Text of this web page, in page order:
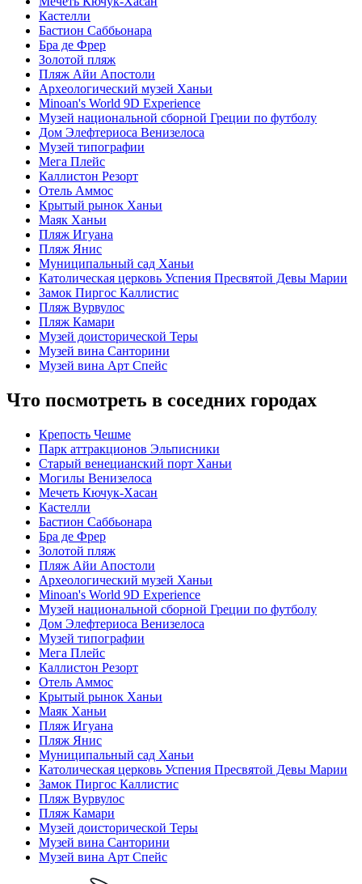
Кастелли
Бастион Саббьонара
Бра де Фрер
Золотой пляж
Пляж Айи Апостоли
Археологический музей Ханьи
Minoan's World 9D Experience
Музей национальной сборной Греции по футболу
Дом Элефтериоса Венизелоса
Музей типографии
Мега Плейс
Каллистон Резорт
Отель Аммос
Крытый рынок Ханьи
Маяк Ханьи
Пляж Игуана
Пляж Янис
Муниципальный сад Ханьи
Католическая церковь Успения Пресвятой Девы Марии
Замок Пиргос Каллистис
Пляж Вурвулос
Пляж Камари
Музей доисторической Теры
Музей вина Санторини
Музей вина Арт Спейс
Что посмотреть в соседних городах
Крепость Чешме
Парк аттракционов Эльписники
Старый венецианский порт Ханьи
Могилы Венизелоса
Мечеть Кючук-Хасан
Кастелли
Бастион Саббьонара
Бра де Фрер
Золотой пляж
Пляж Айи Апостоли
Археологический музей Ханьи
Minoan's World 9D Experience
Музей национальной сборной Греции по футболу
Дом Элефтериоса Венизелоса
Музей типографии
Мега Плейс
Каллистон Резорт
Отель Аммос
Крытый рынок Ханьи
Маяк Ханьи
Пляж Игуана
Пляж Янис
Муниципальный сад Ханьи
Католическая церковь Успения Пресвятой Девы Марии
Замок Пиргос Каллистис
Пляж Вурвулос
Пляж Камари
Музей доисторической Теры
Музей вина Санторини
Музей вина Арт Спейс